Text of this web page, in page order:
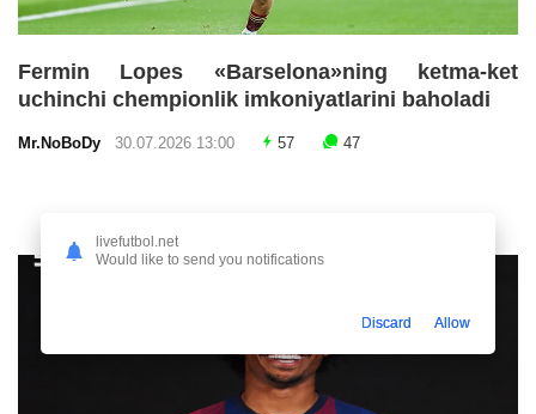
Fermin Lopes «Barselona»ning ketma-ket
uchinchi chempionlik imkoniyatlarini baholadi
Mr.NoBoDy 30.07.2026 13:00 57 47
livefutbol.net
Would like to send you notifications
Discard Allow